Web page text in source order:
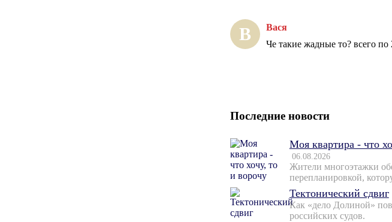
В Вася
Че такие жадные то? всего по
Последние новости
Моя квартира - что
06.08.2026
Жители многоэтажки
перепланировкой,
Тектонический сдвиг
Как «дело Долиной»
российских судов.